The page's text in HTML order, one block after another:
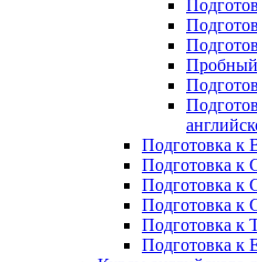
Пробный
Подготовка к
Подготовка к
Подготовка к
Подготовка к
Подготовка к
Подготовка к